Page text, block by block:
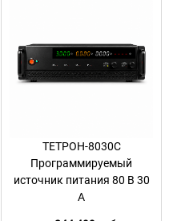
ТЕТРОН-8030С
Программируемый
источник питания 80 В 30
А